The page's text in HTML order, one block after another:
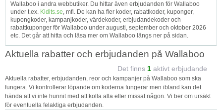
Wallaboo i andra webbutiker. Du hittar även erbjudanden för Wallaboo
under t.ex. Kidits.se, mfl. De kan ha fler koder, rabattkoder, kuponger,
kupongkoder, kampanjkoder, värdekoder, erbjudandekoder och
rabattkuponger för Wallaboo under augusti, september och oktober 2026
etc. Det går att hitta och läsa mer om Wallaboo längs ner på sidan.
Aktuella rabatter och erbjudanden på Wallaboo
Det finns 1 aktivt erbjudande
Aktuella rabatter, erbjudanden, reor och kampanjer på Wallaboo som ska
fungera. Vi kontrollerar löpande om koderna fungerar men ibland kan det
hända att vi inte hunnit med att kolla alla eller missat någon. Vi ber om ursäkt
för eventuella felaktiga erbjudanden.